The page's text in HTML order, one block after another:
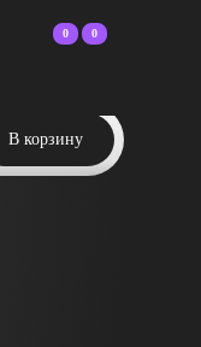
0 0
В корзину